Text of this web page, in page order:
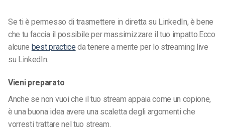
Se ti è permesso di trasmettere in diretta su LinkedIn, è bene
che tu faccia il possibile per massimizzare il tuo impatto.Ecco
alcune best practice da tenere a mente per lo streaming live
su LinkedIn.
Vieni preparato
Anche se non vuoi che il tuo stream appaia come un copione,
è una buona idea avere una scaletta degli argomenti che
vorresti trattare nel tuo stream.